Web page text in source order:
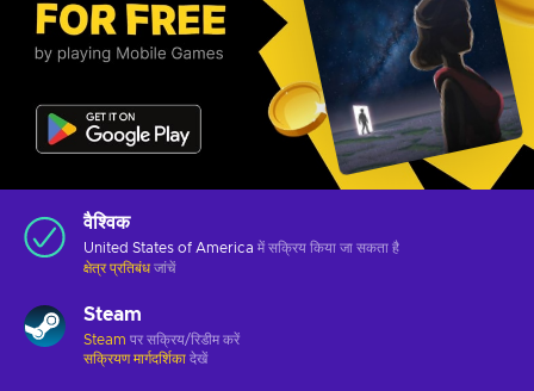
वैश्विक
United States of America में सक्रिय किया जा सकता है
क्षेत्र प्रतिबंध जांचें
Steam
Steam पर सक्रिय/रिडीम करें
सक्रियण मार्गदर्शिका देखें